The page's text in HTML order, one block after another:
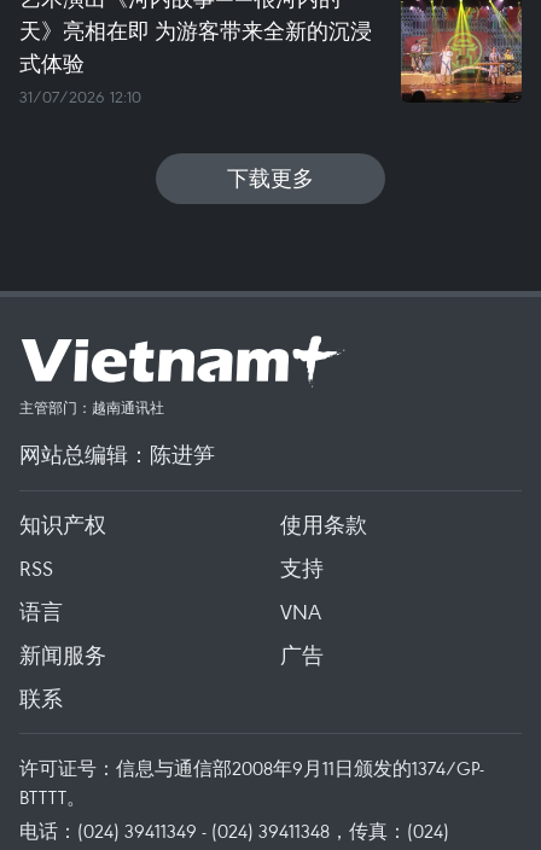
天》亮相在即 为游客带来全新的沉浸
式体验
31/07/2026 12:10
下载更多
主管部门：越南通讯社
网站总编辑：陈进笋
知识产权
使用条款
RSS
支持
语言
VNA
新闻服务
广告
联系
许可证号：信息与通信部2008年9月11日颁发的1374/GP-
BTTTT。
电话：(024) 39411349 - (024) 39411348，传真：(024)